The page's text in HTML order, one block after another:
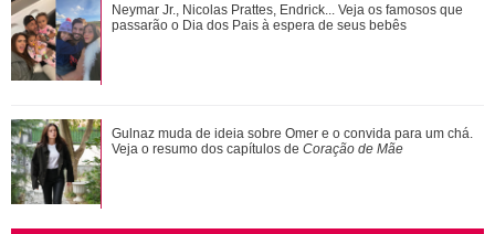
Gillian Anderson, David Duchovny, Annabeth Gish... Saiba
como estão os atores de Arquivo X h...
Novelas, filmes e série... Relembre os papéis marcantes da
carreira de Bruna Marquezine
Neymar Jr., Nicolas Prattes, Endrick... Veja os famosos que
passarão o Dia dos Pais à espera de seus bebês
Gulnaz muda de ideia sobre Omer e o convida para um chá.
Veja o resumo dos capítulos de Coração de Mãe